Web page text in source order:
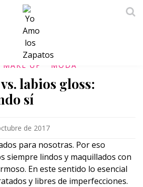
MAKE UP MODA
labios gloss:
sí
de 2017
para nosotras. Por eso
siempre lindos y maquillados con
En este sentido lo esencial
y libres de imperfecciones.